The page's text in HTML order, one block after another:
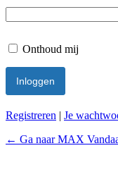
Onthoud mij
Registreren | Je
← Ga naar MAX